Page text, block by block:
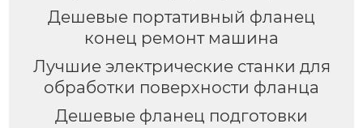
Дешевые портативный фланец
конец ремонт машина
Лучшие электрические станки для
обработки поверхности фланца
Дешевые фланец подготовки